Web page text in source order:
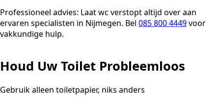
Professioneel advies: Laat wc verstopt altijd over aan
ervaren specialisten in Nijmegen. Bel 085 800 4449voor
vakkundige hulp.
Houd Uw Toilet Probleemloos
Gebruik alleen toiletpapier, niks anders